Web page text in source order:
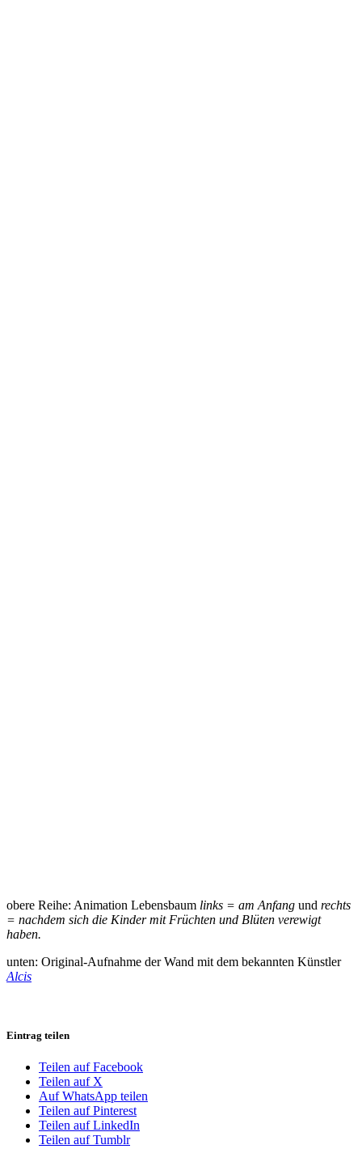
obere Reihe: Animation Lebensbaum links = am Anfang und rechts
= nachdem sich die Kinder mit Früchten und Blüten verewigt
haben.
unten: Original-Aufnahme der Wand mit dem bekannten Künstler
Alcis
Eintrag teilen
Teilen auf Facebook
Teilen auf X
Auf WhatsApp teilen
Teilen auf Pinterest
Teilen auf LinkedIn
Teilen auf Tumblr